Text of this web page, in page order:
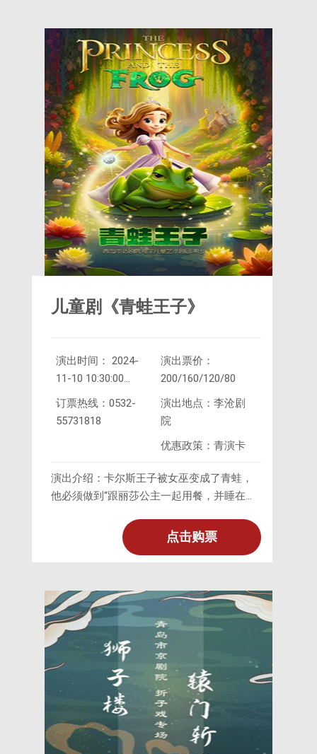
儿童剧《青蛙王子》
演出时间： 2024-
11-10 10:30:00
2024-
11-10 15:30:00
订票热线：0532-
55731818
演出票价：
200/160/120/80
演出地点：李沧剧
院
优惠政策：青演卡
演出介绍：卡尔斯王子被女巫变成了青蛙，
他必须做到“跟丽莎公主一起用餐，并睡在丽
点击购票